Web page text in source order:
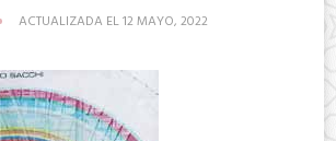
ACTUALIZADA EL12 MAYO, 2022